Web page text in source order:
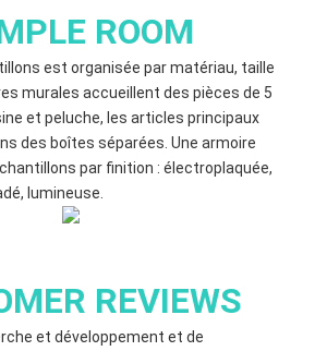
ROOM
est organisée par matériau, taille
murales accueillent des pièces de 5
et peluche, les articles principaux
des boîtes séparées. Une armoire
par finition : électroplaquée,
lumineuse.
REVIEWS
et développement et de